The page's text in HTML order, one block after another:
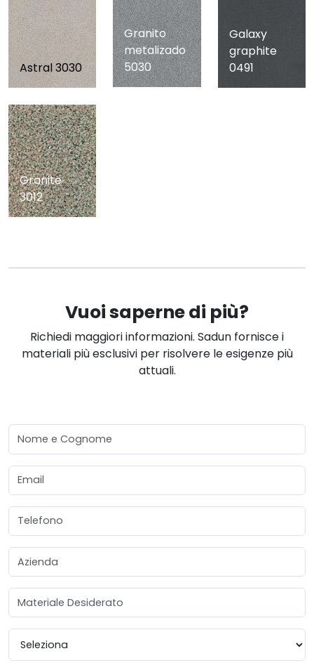
Astral 3030
Granito
metalizado
5030
Galaxy
graphite
0491
Granite
3012
Vuoi saperne di più?
Richiedi maggiori informazioni. Sadun fornisce i
materiali più esclusivi per risolvere le esigenze più
attuali.
Nome e Cognome
Email
Telefono
Azienda
Materiale Desiderato
Provincia